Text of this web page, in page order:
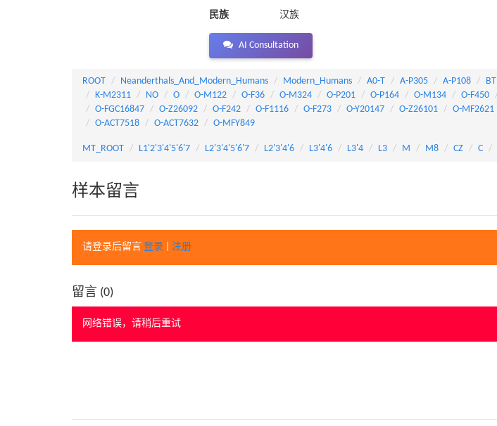
民族 汉族
AI Consultation
ROOT Neanderthals_And_Modern_Humans Modern_Humans A0-T A-P305 A-P108 BT
K-M2311
NO O O-M122 O-F36 O-M324 O-P201 O-P164 O-M134 O-F450
O-FGC16847
O-Z26092 O-F242 O-F1116 O-F273 O-Y20147 O-Z26101 O-MF2621
O-ACT7518
O-ACT7632 O-MFY849
MT_ROOT L1'2'3'4'5'6'7 L2'3'4'5'6'7 L2'3'4'6 L3'4'6 L3'4 L3 M M8 CZ C
样本留言
请登录后留言 登录 注册
留言 (0)
网络错误，请稍后重试